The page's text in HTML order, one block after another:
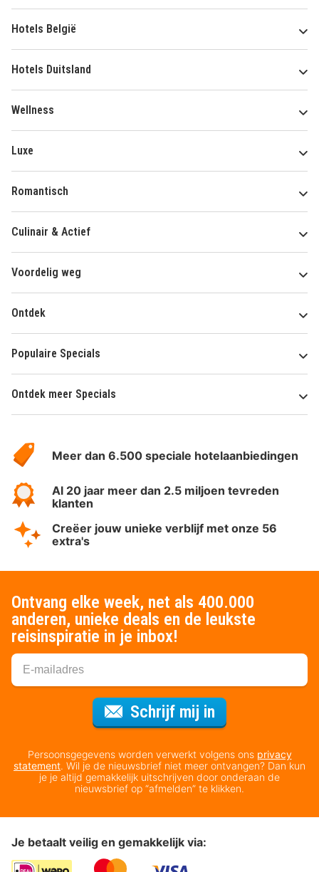
Hotels België
Hotels Duitsland
Wellness
Luxe
Romantisch
Culinair & Actief
Voordelig weg
Ontdek
Populaire Specials
Ontdek meer Specials
HotelSpecials
Meer dan 6.500 speciale hotelaanbiedingen
Al 20 jaar meer dan 2.5 miljoen tevreden
klanten
Creëer jouw unieke verblijf met onze 56
extra's
Ontvang elke week, net als 400.000
anderen, unieke deals en de leukste
reisinspiratie in je inbox!
Schrijf mij in
Persoonsgegevens worden verwerkt volgens ons privacy
statement. Wil je de nieuwsbrief niet meer ontvangen? Dan kun
je je altijd gemakkelijk uitschrijven door onderaan de
nieuwsbrief op “afmelden” te klikken.
Je betaalt veilig en gemakkelijk via: